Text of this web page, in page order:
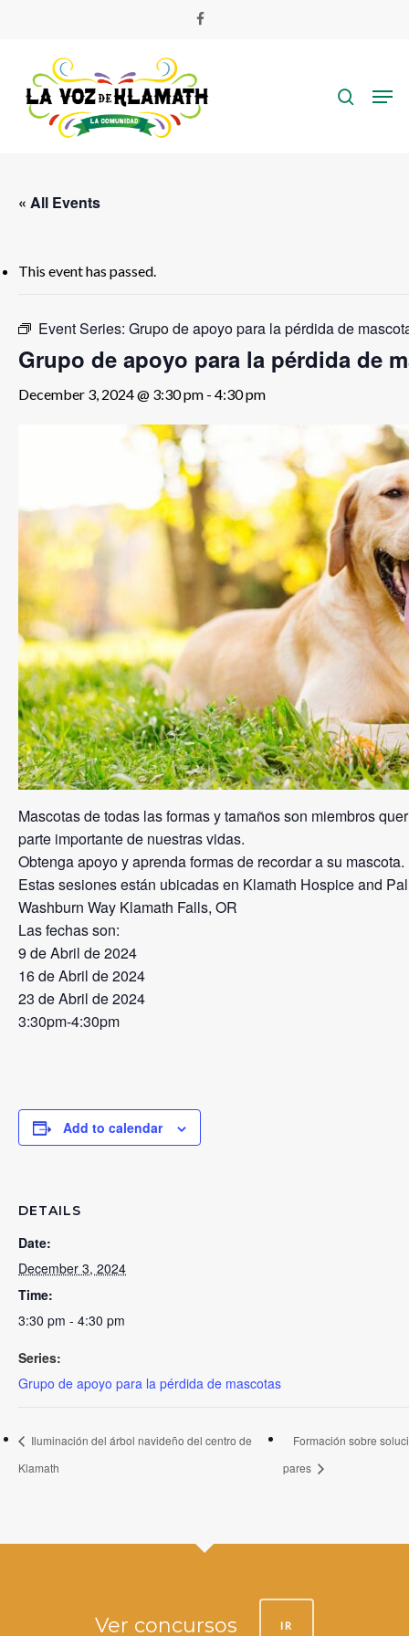
content
facebook
« All Events
This event has passed.
Event Series: Grupo de apoyo para la pérdida de
Grupo de apoyo para la pérdida de
December 3, 2024 @ 3:30 pm - 4:30 pm
Mascotas de todas las formas y tamaños son miembros
parte importante de nuestras vidas.
Obtenga apoyo y aprenda formas de recordar a su mascota.
Estas sesiones están ubicadas en Klamath Hospice and
Washburn Way Klamath Falls, OR
Las fechas son:
9 de Abril de 2024
16 de Abril de 2024
23 de Abril de 2024
3:30pm-4:30pm
Add to calendar
DETAILS
Date:
December 3, 2024
Time:
3:30 pm - 4:30 pm
Series:
Grupo de apoyo para la pérdida de mascotas
Iluminación del árbol navideño del centro de
Klamath
Formación sobre
pares
Ver concursos IR